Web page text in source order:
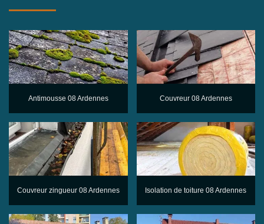
Antimousse 08 Ardennes Couvreur 08 Ardennes
Couvreur zingueur 08 Ardennes Isolation de toiture 08 Ardennes